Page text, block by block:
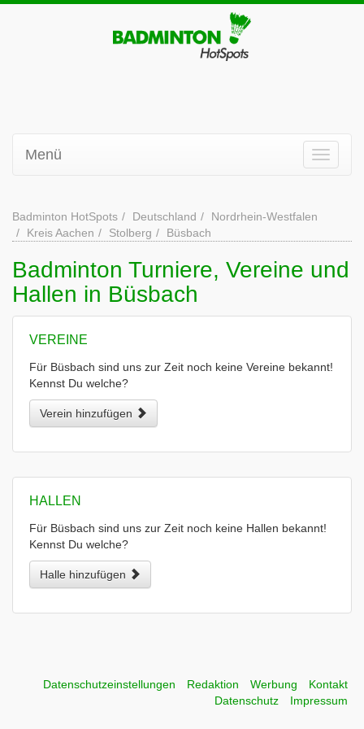
Menü
Badminton HotSpots Deutschland
Nordrhein-Westfalen
Kreis Aachen
Stolberg Büsbach
Badminton Turniere, Vereine und
Hallen in Büsbach
VEREINE
Für Büsbach sind uns zur Zeit noch keine Vereine bekannt!
Kennst Du welche?
Verein hinzufügen
HALLEN
Für Büsbach sind uns zur Zeit noch keine Hallen bekannt!
Kennst Du welche?
Halle hinzufügen
Datenschutzeinstellungen Redaktion Werbung
Kontakt
Datenschutz
Impressum